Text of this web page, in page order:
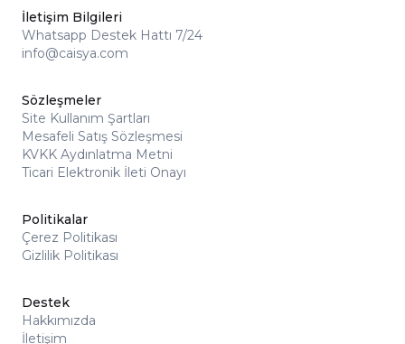
İletişim Bilgileri
Whatsapp Destek Hattı 7/24
info@caisya.com
Sözleşmeler
Site Kullanım Şartları
Mesafeli Satış Sözleşmesi
KVKK Aydınlatma Metni
Ticari Elektronik İleti Onayı
Politikalar
Çerez Politikası
Gizlilik Politikası
Destek
Hakkımızda
İletişim